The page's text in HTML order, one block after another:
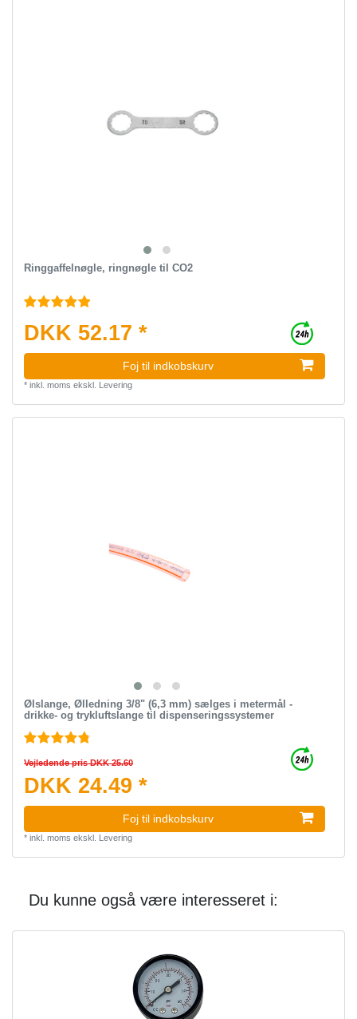
Ringgaffelnøgle, ringnøgle til CO2
DKK 52.17 *
Foj til indkobskurv
* inkl. moms ekskl. Levering
Ølslange, Ølledning 3/8" (6,3 mm) sælges i metermål -
drikke- og trykluftslange til dispenseringssystemer
Vejledende pris DKK 25.60
DKK 24.49 *
Foj til indkobskurv
* inkl. moms ekskl. Levering
Du kunne også være interesseret i: